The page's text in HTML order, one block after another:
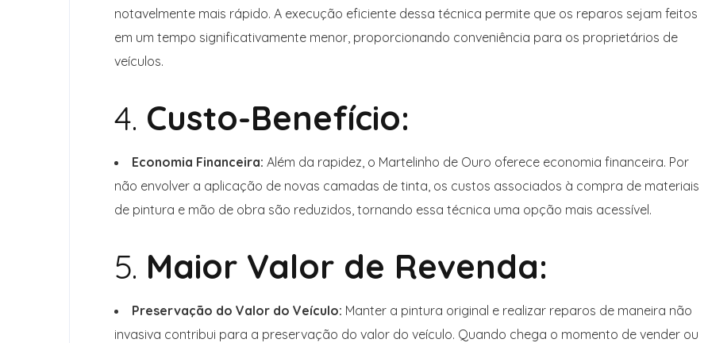
notavelmente mais rápido. A execução eficiente dessa técnica permite que os reparos sejam feitos
em um tempo significativamente menor, proporcionando conveniência para os proprietários de
veículos.
4. Custo-Benefício:
Economia Financeira: Além da rapidez, o Martelinho de Ouro oferece economia financeira. Por
não envolver a aplicação de novas camadas de tinta, os custos associados à compra de materiais
de pintura e mão de obra são reduzidos, tornando essa técnica uma opção mais acessível.
5. Maior Valor de Revenda:
Preservação do Valor do Veículo: Manter a pintura original e realizar reparos de maneira não
invasiva contribui para a preservação do valor do veículo. Quando chega o momento de vender ou